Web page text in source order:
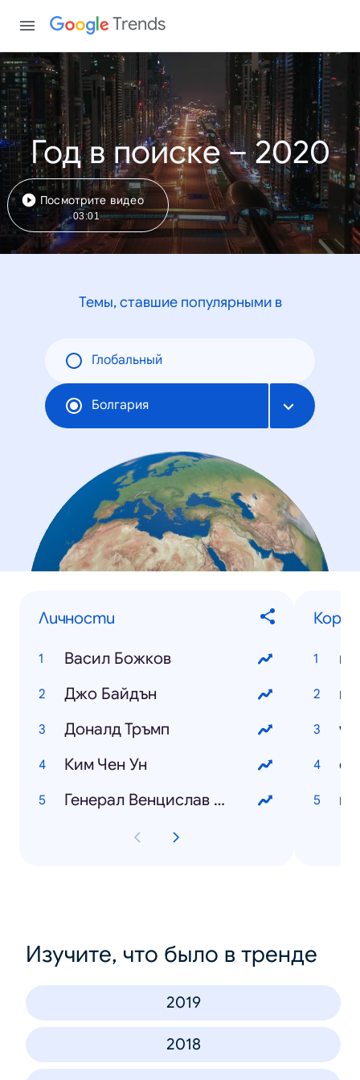
Trends
Год в поиске – 2020
Посмотрите видео
03:01
Темы, ставшие популярными в
Глобальный
Болгария
Личности
Васил Божков
Джо Байдън
Доналд Тръмп
Ким Чен Ун
Генерал Венцислав Мутафчийски
Изучите, что было в тренде
2019
2018